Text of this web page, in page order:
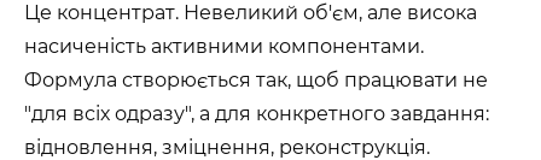
Це концентрат. Невеликий об'єм, але висока
насиченість активними компонентами.
Формула створюється так, щоб працювати не
"для всіх одразу", а для конкретного завдання:
відновлення, зміцнення, реконструкція.